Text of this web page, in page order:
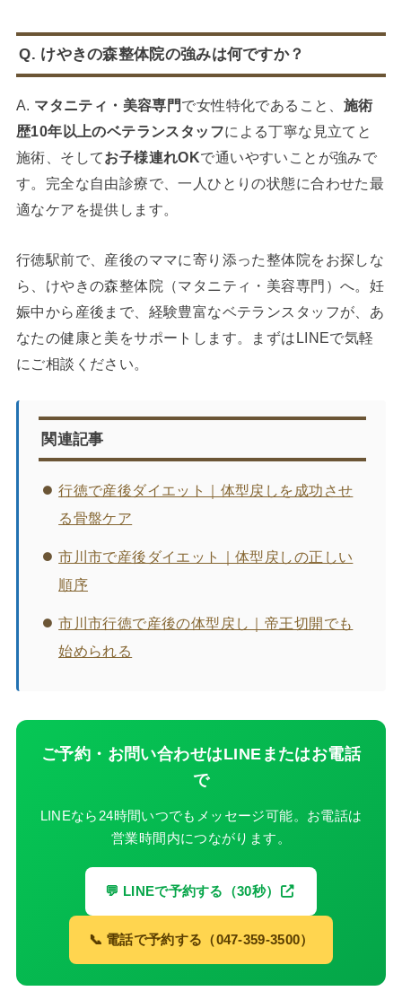
Q. けやきの森整体院の強みは何ですか？
A. マタニティ・美容専門で女性特化であること、 施術
歴10年以上のベテランスタッフによる丁寧な見立てと
施術、そしてお子様連れOKで通いやすいことが強みで
す。完全な自由診療で、一人ひとりの状態に合わせた最
適なケアを提供します。
行徳駅前で、産後のママに寄り添った整体院をお探しな
ら、けやきの森整体院（マタニティ・美容専門）へ。妊
娠中から産後まで、経験豊富なベテランスタッフが、あ
なたの健康と美をサポートします。まずはLINEで気軽
にご相談ください。
関連記事
行徳で産後ダイエット｜体型戻しを成功させ
る骨盤ケア
市川市で産後ダイエット｜体型戻しの正しい
順序
市川市行徳で産後の体型戻し｜帝王切開でも
始められる
ご予約・お問い合わせはLINEまたはお電話
で
LINEなら24時間いつでもメッセージ可能。お電話は
営業時間内につながります。
💬 LINEで予約する（30秒）
📞 電話で予約する（047-359-3500）